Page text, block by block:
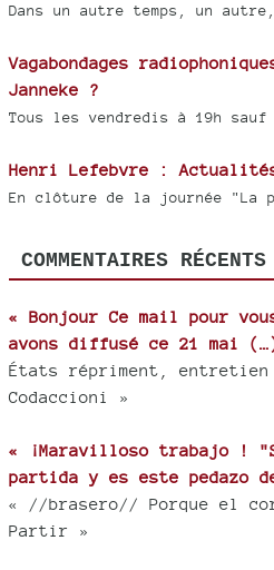
Dans un autre temps, un
Vagabondages
Janneke ?
Tous les vendredis à 19h
Henri Lefebvre :
En clôture de la journée "La
COMMENTAIRES RÉCENTS
« Bonjour Ce mail pour
avons diffusé ce 21 mai
États répriment, entretien
Codaccioni »
« ¡Maravilloso trabajo !
partida y es este pedazo
« //brasero// Porque el
Partir »